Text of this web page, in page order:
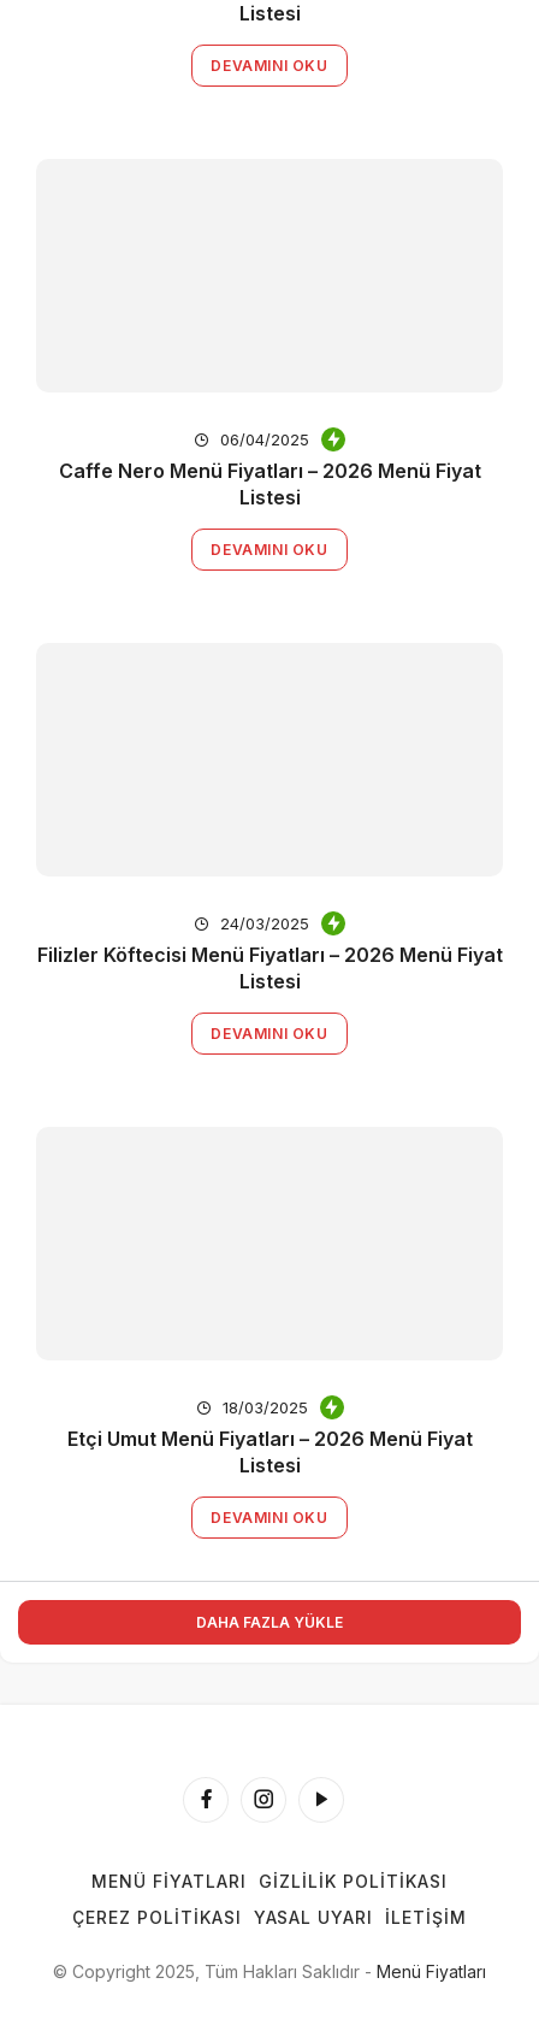
Listesi
DEVAMINI OKU
06/04/2025
Caffe Nero Menü Fiyatları – 2026 Menü Fiyat
Listesi
DEVAMINI OKU
24/03/2025
Filizler Köftecisi Menü Fiyatları – 2026 Menü Fiyat
Listesi
DEVAMINI OKU
18/03/2025
Etçi Umut Menü Fiyatları – 2026 Menü Fiyat
Listesi
DEVAMINI OKU
DAHA FAZLA YÜKLE
MENÜ FIYATLARI
GIZLILIK POLITIKASI
ÇEREZ POLITIKASI
YASAL UYARI İLETIŞIM
© Copyright 2025, Tüm Hakları Saklıdır - Menü Fiyatları